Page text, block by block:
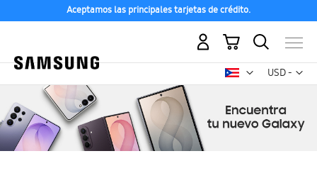
Aceptamos las principales tarjetas de crédito.
USD -
dólar
Mi carrito